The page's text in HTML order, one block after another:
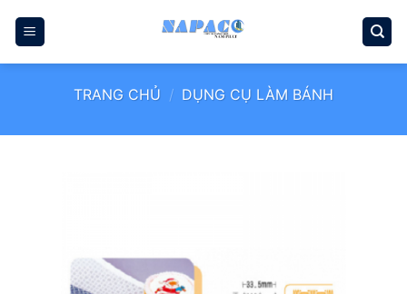
qua
TRANG CHỦ / DỤNG CỤ LÀM BÁNH